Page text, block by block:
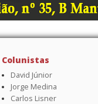
Colunistas
David Júnior
Jorge Medina
Carlos Lisner